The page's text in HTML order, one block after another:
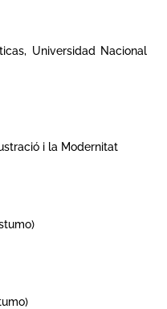
Universidad Nacional
i la Modernitat